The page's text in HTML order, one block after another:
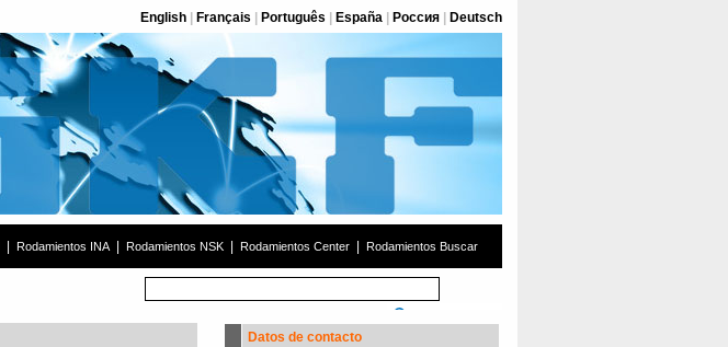
English Français Português España Россия Deutsch
Rodamientos INA Rodamientos NSK Rodamientos Center Rodamientos Buscar
Datos de contacto